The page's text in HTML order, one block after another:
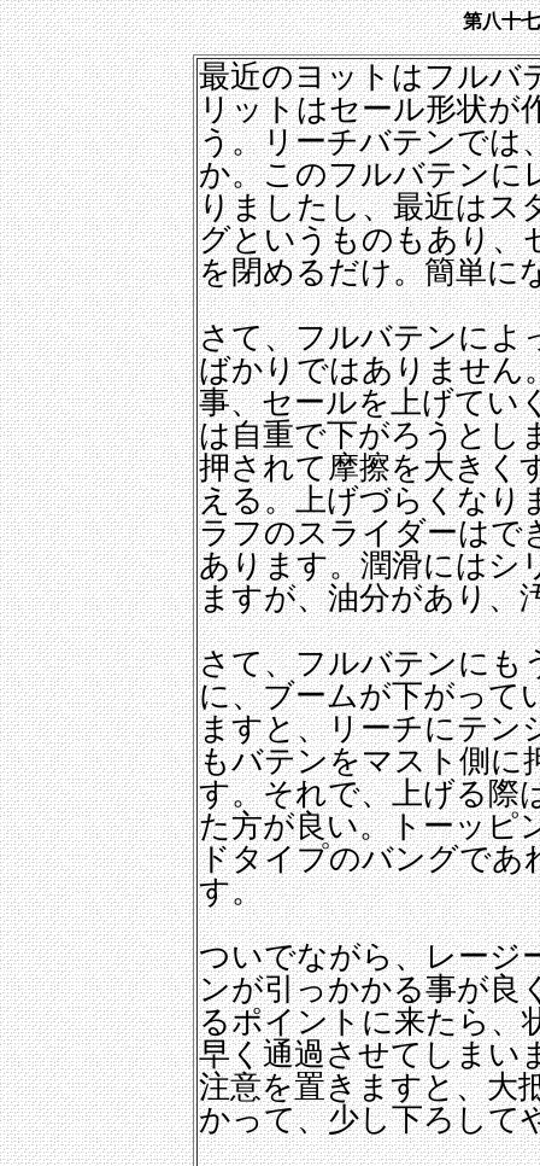
第八十
最近のヨットはフルバ
リットはセール形状が
う。リーチバテンでは
か。このフルバテンに
りましたし、最近はス
グというものもあり、
を閉めるだけ。簡単に
さて、フルバテンによ
ばかりではありません
事、セールを上げてい
は自重で下がろうとし
押されて摩擦を大きく
える。上げづらくなり
ラフのスライダーはで
あります。潤滑にはシ
ますが、油分があり、
さて、フルバテンにも
に、ブームが下がって
ますと、リーチにテン
もバテンをマスト側に
す。それで、上げる際
た方が良い。トーッピ
ドタイプのバングであ
す。
ついでながら、レージ
ンが引っかかる事が良
るポイントに来たら、
早く通過させてしまい
注意を置きますと、大
かって、少し下ろして